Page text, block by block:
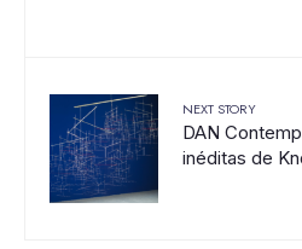
NEXT STORY
DAN
inéditas de